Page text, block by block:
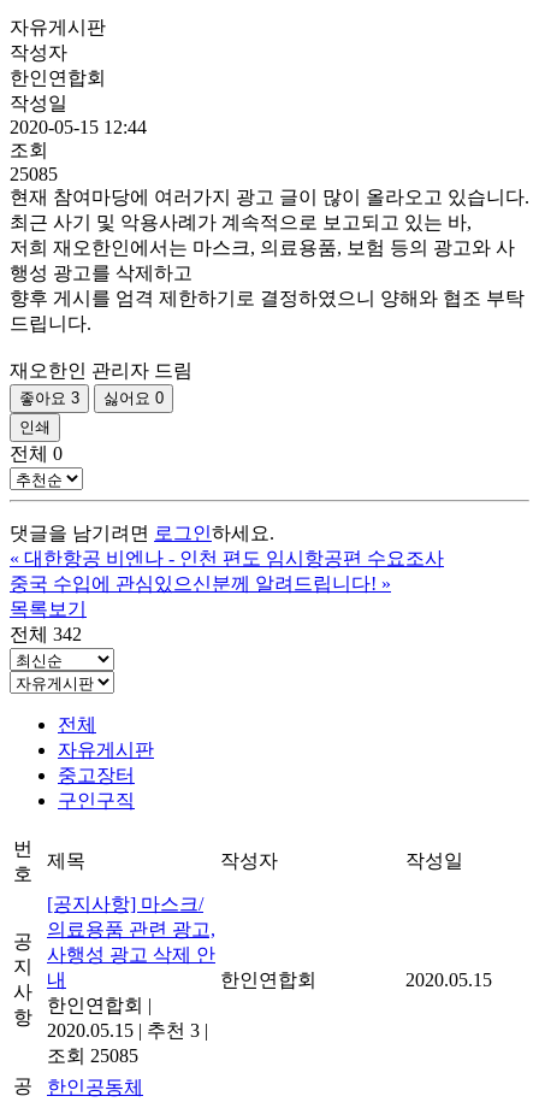
자유게시판
작성자
한인연합회
작성일
2020-05-15 12:44
조회
25085
현재 참여마당에 여러가지 광고 글이 많이 올라오고 있습니다.
최근 사기 및 악용사례가 계속적으로 보고되고 있는 바,
저희 재오한인에서는 마스크, 의료용품, 보험 등의 광고와 사
행성 광고를 삭제하고
향후 게시를 엄격 제한하기로 결정하였으니 양해와 협조 부탁
드립니다.
재오한인 관리자 드림
좋아요 3 싫어요 0
인쇄
전체 0
댓글을 남기려면 로그인하세요.
« 대한항공 비엔나 - 인천 편도 임시항공편 수요조사
중국 수입에 관심있으신분께 알려드립니다! »
목록보기
전체 342
전체
자유게시판
중고장터
구인구직
번
호
제목 작성자 작성일
공
지
사
항
[공지사항] 마스크/
의료용품 관련 광고,
사행성 광고 삭제 안
내
한인연합회 |
2020.05.15 | 추천 3 |
조회 25085
한인연합회 2020.05.15
공
한인공동체